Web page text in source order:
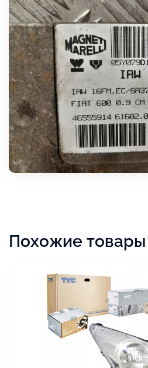
Похожие товары